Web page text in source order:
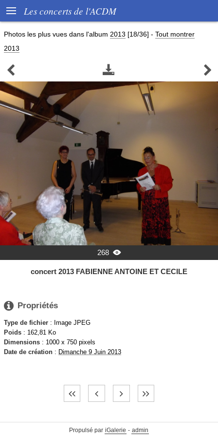
 Les concerts de l'ACDM
Photos les plus vues dans l'album 2013 [18/36] - Tout montrer
2013
  
268 
concert 2013 FABIENNE ANTOINE ET CECILE
 Propriétés
Type de fichier : Image JPEG
Poids : 162,81 Ko
Dimensions : 1000 x 750 pixels
Date de création : Dimanche 9 Juin 2013
Propulsé par iGalerie - admin